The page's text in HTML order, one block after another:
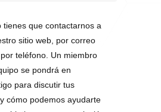
tienes que contactarnos a
sitio web, por correo
teléfono. Un miembro
se pondrá en
para discutir tus
cómo podemos ayudarte